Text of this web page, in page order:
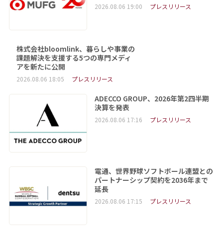
2026.08.06 19:00 プレスリリース
株式会社bloomlink、暮らしや事業の
課題解決を支援する5つの専門メディ
アを新たに公開
2026.08.06 18:05 プレスリリース
ADECCO GROUP、2026年第2四半期
決算を発表
2026.08.06 17:16 プレスリリース
電通、世界野球ソフトボール連盟との
パートナーシップ契約を2036年まで
延長
2026.08.06 17:15 プレスリリース